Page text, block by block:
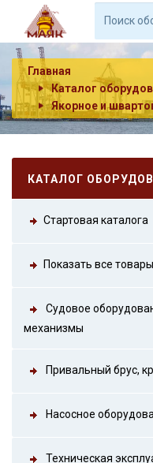
Главная
Каталог
Якорное и
КАТАЛОГ
Стартовая каталога
Показать все товары
Судовое
механизмы
Привальный брус,
Насосное
Техническая